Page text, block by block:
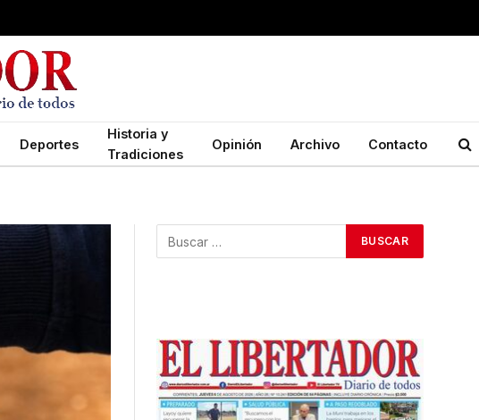
Deportes
Historia y
Tradiciones
Opinión Archivo Contacto